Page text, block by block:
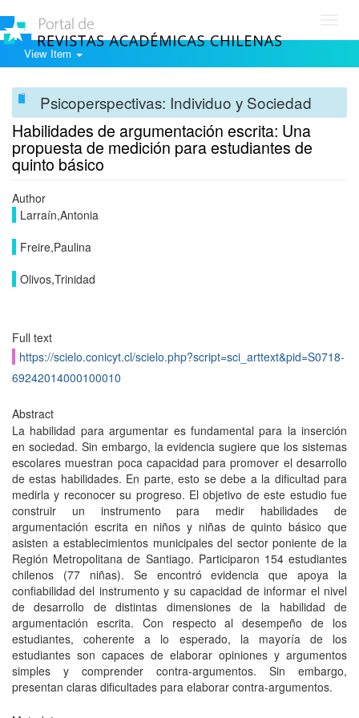
View Item
Psicoperspectivas: Individuo y Sociedad
Habilidades de argumentación escrita: Una
propuesta de medición para estudiantes de
quinto básico
Author
Larraín,Antonia
Freire,Paulina
Olivos,Trinidad
Full text
https://scielo.conicyt.cl/scielo.php?script=sci_arttext&pid=S0718-
69242014000100010
Abstract
La habilidad para argumentar es fundamental para la inserción
en sociedad. Sin embargo, la evidencia sugiere que los sistemas
escolares muestran poca capacidad para promover el desarrollo
de estas habilidades. En parte, esto se debe a la dificultad para
medirla y reconocer su progreso. El objetivo de este estudio fue
construir un instrumento para medir habilidades de
argumentación escrita en niños y niñas de quinto básico que
asisten a establecimientos municipales del sector poniente de la
Región Metropolitana de Santiago. Participaron 154 estudiantes
chilenos (77 niñas). Se encontró evidencia que apoya la
confiabilidad del instrumento y su capacidad de informar el nivel
de desarrollo de distintas dimensiones de la habilidad de
argumentación escrita. Con respecto al desempeño de los
estudiantes, coherente a lo esperado, la mayoría de los
estudiantes son capaces de elaborar opiniones y argumentos
simples y comprender contra-argumentos. Sin embargo,
presentan claras dificultades para elaborar contra-argumentos.